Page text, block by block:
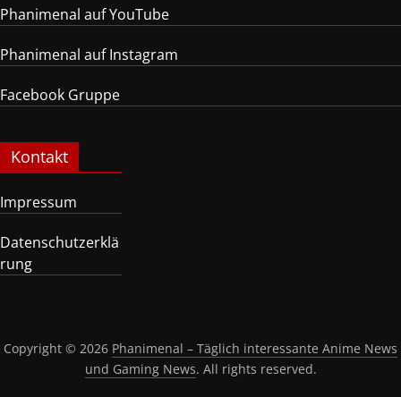
Phanimenal auf YouTube
Phanimenal auf Instagram
Facebook Gruppe
Kontakt
Impressum
Datenschutzerklä
rung
Copyright © 2026 Phanimenal – Täglich interessante Anime News
und Gaming News. All rights reserved.